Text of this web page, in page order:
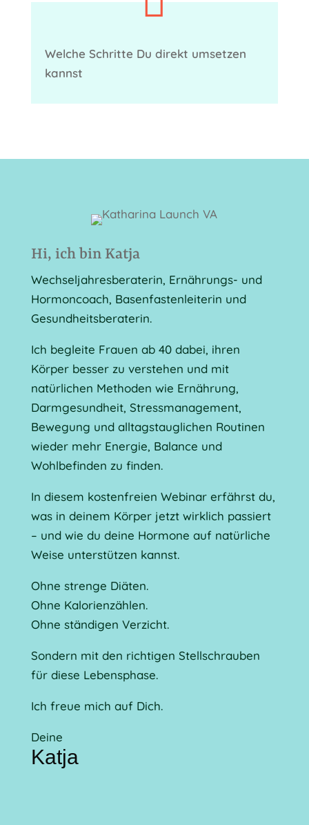
Welche Schritte Du direkt umsetzen
kannst
Hi, ich bin Katja
Wechseljahresberaterin, Ernährungs- und
Hormoncoach, Basenfastenleiterin und
Gesundheitsberaterin.
Ich begleite Frauen ab 40 dabei, ihren
Körper besser zu verstehen und mit
natürlichen Methoden wie Ernährung,
Darmgesundheit, Stressmanagement,
Bewegung und alltagstauglichen Routinen
wieder mehr Energie, Balance und
Wohlbefinden zu finden.
In diesem kostenfreien Webinar erfährst du,
was in deinem Körper jetzt wirklich passiert
– und wie du deine Hormone auf natürliche
Weise unterstützen kannst.
Ohne strenge Diäten.
Ohne Kalorienzählen.
Ohne ständigen Verzicht.
Sondern mit den richtigen Stellschrauben
für diese Lebensphase.
Ich freue mich auf Dich.
Deine
Katja